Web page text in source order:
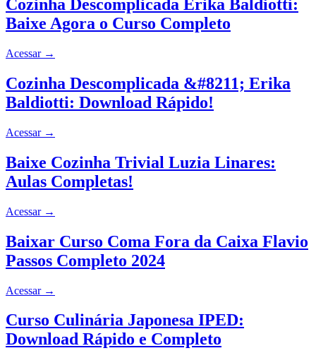
Cozinha Descomplicada Erika Baldiotti:
Baixe Agora o Curso Completo
Acessar →
Cozinha Descomplicada &#8211; Erika
Baldiotti: Download Rápido!
Acessar →
Baixe Cozinha Trivial Luzia Linares:
Aulas Completas!
Acessar →
Baixar Curso Coma Fora da Caixa Flavio
Passos Completo 2024
Acessar →
Curso Culinária Japonesa IPED:
Download Rápido e Completo